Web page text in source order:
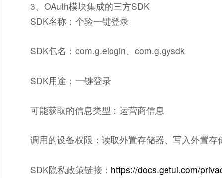
3、OAuth模块集成的三方SDK
SDK名称：个验一键登录
SDK包名：com.g.elogin、com.g.gysdk
SDK用途：一键登录
可能获取的信息类型：运营商信息
调用的设备权限：读取外置存储器、写入外置存
SDK隐私政策链接： https://docs.getui.com/